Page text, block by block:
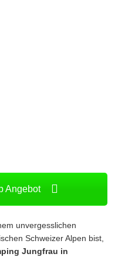
Angebot
unvergesslichen
Schweizer Alpen bist,
Jungfrau in